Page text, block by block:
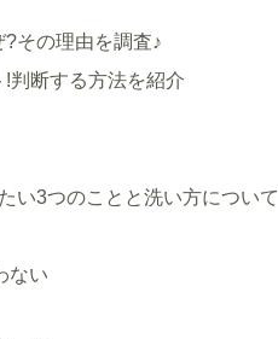
その理由を調査♪
判断する方法を紹介
い3つのことと洗い方について
ない